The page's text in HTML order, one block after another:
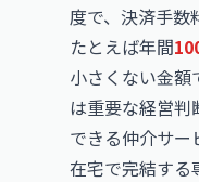
度で、決済手数
たとえば年間
小さくない金
は重要な経営判
できる仲介サー
在宅で完結する